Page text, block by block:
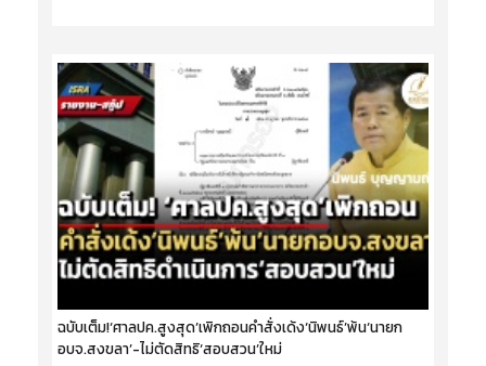
ฉบับเต็ม!‘ศาลปค.สูงสุด’เพิกถอนคำสั่งเด้ง‘นิพนธ์’พ้น‘นายก
อบจ.สงขลา’-ไม่ตัดสิทธิ‘สอบสวน’ใหม่